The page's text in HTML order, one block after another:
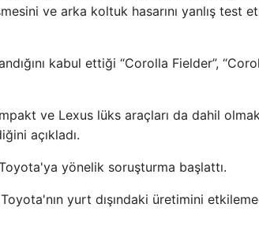
ve arka koltuk hasarını yanlış test
kabul ettiği “Corolla Fielder”,
ve Lexus lüks araçları da dahil
açıkladı.
yönelik soruşturma başlattı.
yurt dışındaki üretimini